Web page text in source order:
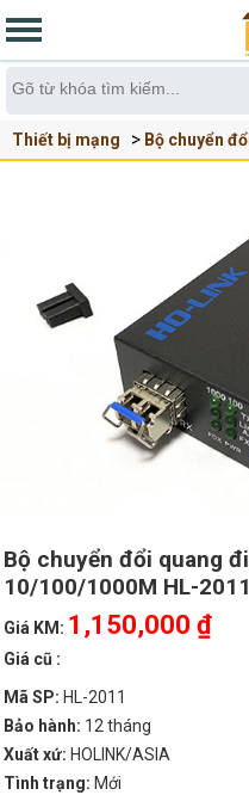
Thiết bị mạng Bộ chuyển
Bộ chuyển đổi quang
10/100/1000M HL-
Giá KM: 1,150,000 ₫
Giá cũ :
Mã SP: HL-2011
Bảo hành: 12 tháng
Xuất xứ: HOLINK/ASIA
Tình trạng: Mới